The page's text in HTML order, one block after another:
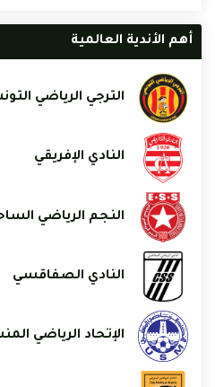
أهم الأندية العالمية
الترجي الرياضي
النادي الإفريقي
النجم الرياضي
النادي الصفاقسي
الإتحاد الرياضي